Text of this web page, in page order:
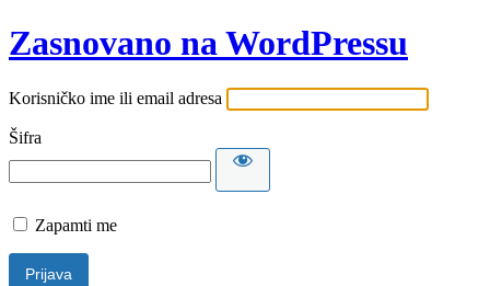
Zasnovano na WordPressu
Korisničko ime ili email adresa
Šifra
Zapamti me